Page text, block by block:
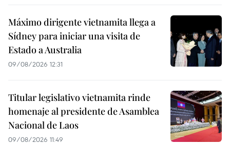
Máximo dirigente vietnamita llega a
Sídney para iniciar una visita de
Estado a Australia
09/08/2026 12:31
Titular legislativo vietnamita rinde
homenaje al presidente de Asamblea
Nacional de Laos
09/08/2026 11:49